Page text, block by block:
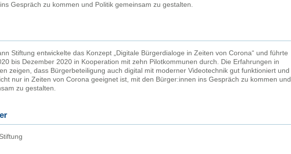
Gespräch zu kommen und Politik gemeinsam zu gestalten.
Stiftung entwickelte das Konzept „Digitale Bürgerdialoge in Zeiten von Corona“ und führte
bis Dezember 2020 in Kooperation mit zehn Pilotkommunen durch. Die Erfahrungen in
zeigen, dass Bürgerbeteiligung auch digital mit moderner Videotechnik gut funktioniert und
nur in Zeiten von Corona geeignet ist, mit den Bürger:innen ins Gespräch zu kommen und
zu gestalten.